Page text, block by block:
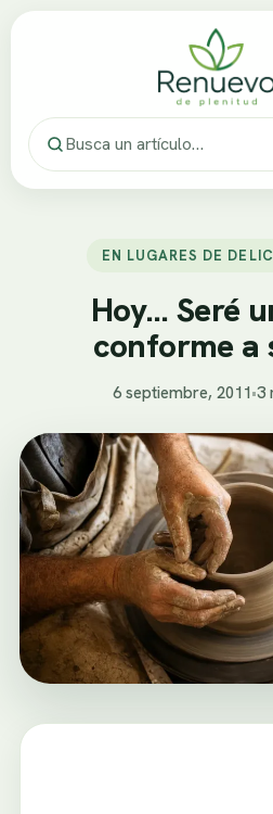
EN LUGARES DE
Hoy… Seré
conforme a
6 septiembre, 2011•3